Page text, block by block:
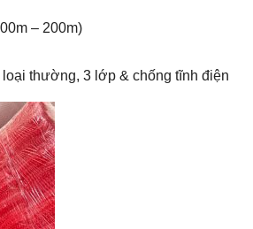
– 200m)
thường, 3 lớp & chống tĩnh điện